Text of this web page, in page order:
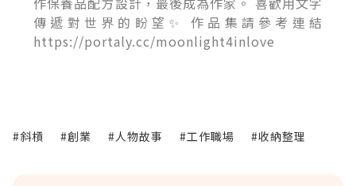
傳遞對世界的盼望✨ 作品集請參考連結
https://portaly.cc/moonlight4inlove
#斜槓 #創業 #人物故事 #工作職場 #收納整理